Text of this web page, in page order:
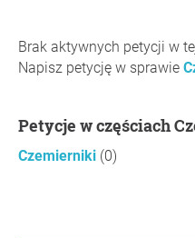
Brak aktywnych petycji w
Napisz petycję w sprawie
Petycje w częściach
Czemierniki (0)